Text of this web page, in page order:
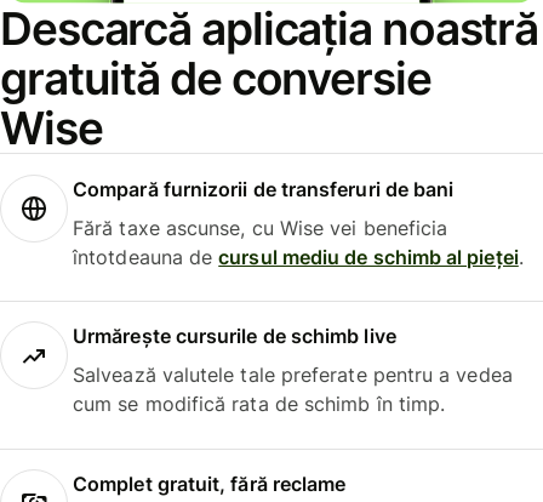
Descarcă aplicația noastră
gratuită de conversie
Wise
Compară furnizorii de transferuri de bani
Fără taxe ascunse, cu Wise vei beneficia
întotdeauna decursul mediu de schimb al pieței.
Urmărește cursurile de schimb live
Salvează valutele tale preferate pentru a vedea
cum se modifică rata de schimb în timp.
Complet gratuit, fără reclame